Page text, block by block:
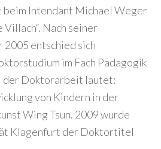
beim Intendant Michael Weger
Villach“. Nach seiner
2005 entschied sich
im Fach Pädagogik
der Doktorarbeit lautet:
von Kindern in der
Wing Tsun. 2009 wurde
Klagenfurt der Doktortitel